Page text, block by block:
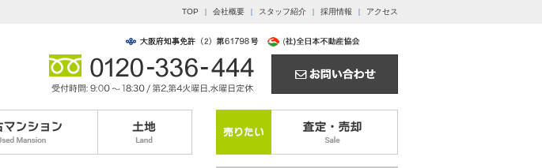
TOP 会社概要 スタッフ紹介 採用情報 アクセス